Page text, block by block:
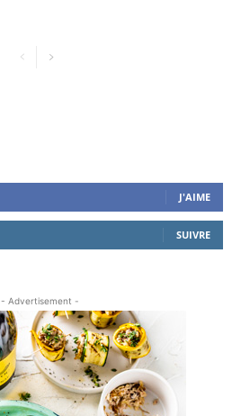
J'AIME
SUIVRE
- Advertisement -